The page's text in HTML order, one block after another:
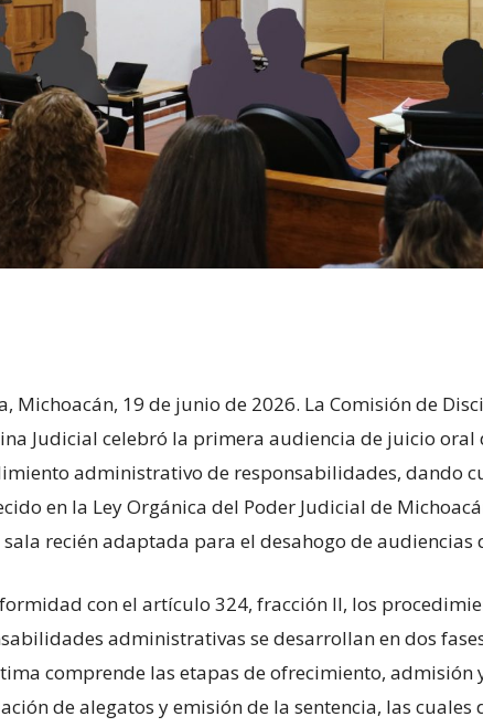
Michoacán, 19 de junio de 2026. La Comisión de
Judicial celebró la primera audiencia de juicio oral
administrativo de responsabilidades, dando
en la Ley Orgánica del Poder Judicial de
sala recién adaptada para el desahogo de audiencias
con el artículo 324, fracción II, los
administrativas se desarrollan en dos
comprende las etapas de ofrecimiento, admisión
de alegatos y emisión de la sentencia, las cuales